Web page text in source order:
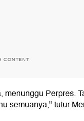
CONTENT
menunggu Perpres.
semuanya," tutur